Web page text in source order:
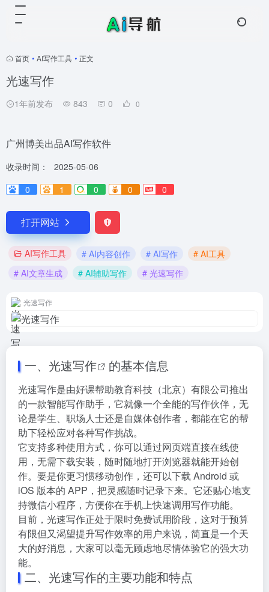
首页 • AI写作工具 • 正文
光速写作
1年前发布 843 0 0
广州博美出品AI写作软件
收录时间：
2025-05-06
0
1 0 0 0
打开网站
AI写作工具 # AI内容创作 # AI写作
# AI工具
# AI文章生成
# AI辅助写作 # 光速写作
光速写作
一、 光速写作 的基本信息
光速写作是由好课帮助教育科技（北京）有限公司推出
的一款智能写作助手，它就像一个全能的写作伙伴，无
论是学生、职场人士还是自媒体创作者，都能在它的帮
助下轻松应对各种写作挑战。
它支持多种使用方式，你可以通过网页端直接在线使
用，无需下载安装，随时随地打开浏览器就能开始创
作。要是你更习惯移动创作，还可以下载 Android 或
iOS 版本的 APP，把灵感随时记录下来。它还贴心地支
持微信小程序，方便你在手机上快速调用写作功能。
目前，光速写作正处于限时免费试用阶段，这对于预算
有限但又渴望提升写作效率的用户来说，简直是一个天
大的好消息，大家可以毫无顾虑地尽情体验它的强大功
能。
二、光速写作的主要功能和特点